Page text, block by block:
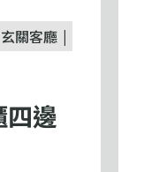
玄關客廳
邊